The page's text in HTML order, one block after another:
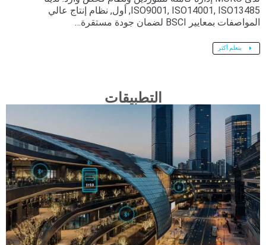
ISO9001, ISO14001, ISO13485, أول, نظام إنتاج عالي
المواصفات بمعايير BSCI لضمان جودة مستقرة…
يتعلم أكثر
التطبيقات